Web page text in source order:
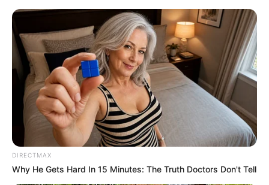
Gräfenhainichen - Industriemuseum Ferropolis
Kreis Wittenberg Mittelelbe
DIRECTMAX
Why He Gets Hard In 15 Minutes: The Truth Doctors Don't Tell